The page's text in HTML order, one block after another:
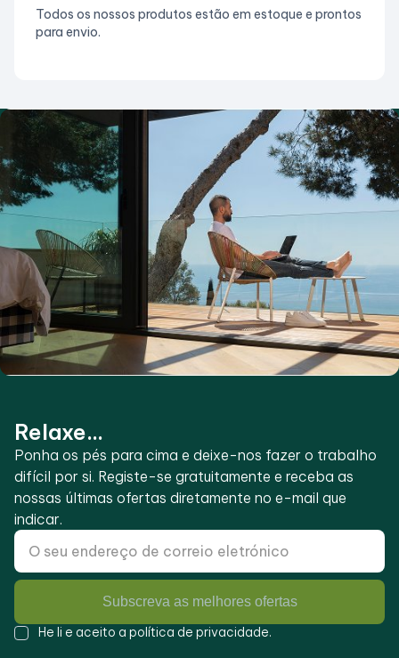
Todos os nossos produtos estão em estoque e prontos
para envio.
Relaxe...
Ponha os pés para cima e deixe-nos fazer o trabalho
difícil por si. Registe-se gratuitamente e receba as
nossas últimas ofertas diretamente no e-mail que
indicar.
Subscreva as melhores ofertas
He li e aceito a política de privacidade.